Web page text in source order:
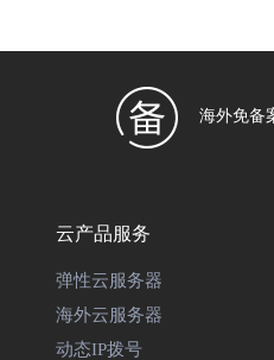
海外免备
云产品服务
弹性云服务器
海外云服务器
动态IP拨号